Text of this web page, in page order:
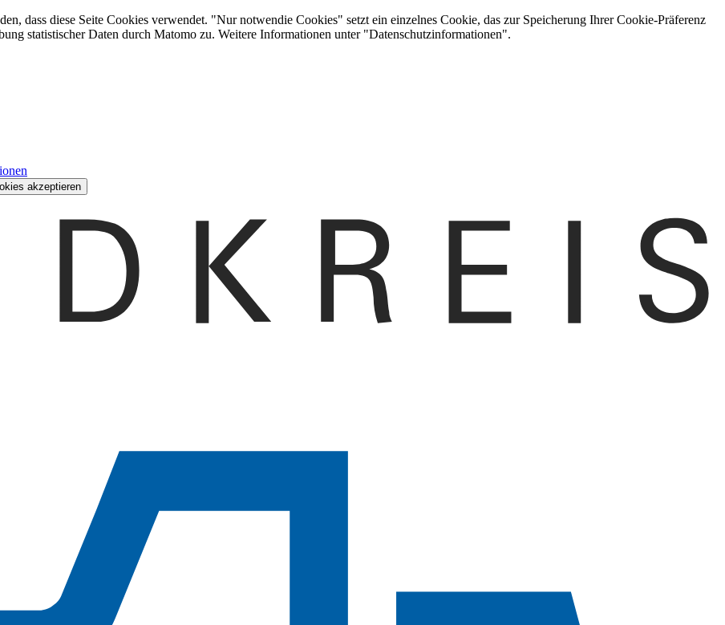
dass diese Seite Cookies verwendet. "Nur notwendie Cookies" setzt ein einzelnes Cookie, das zur Speicherung Ihrer Cookie-Präferenz
statistischer Daten durch Matomo zu. Weitere Informationen unter "Datenschutzinformationen".
akzeptieren